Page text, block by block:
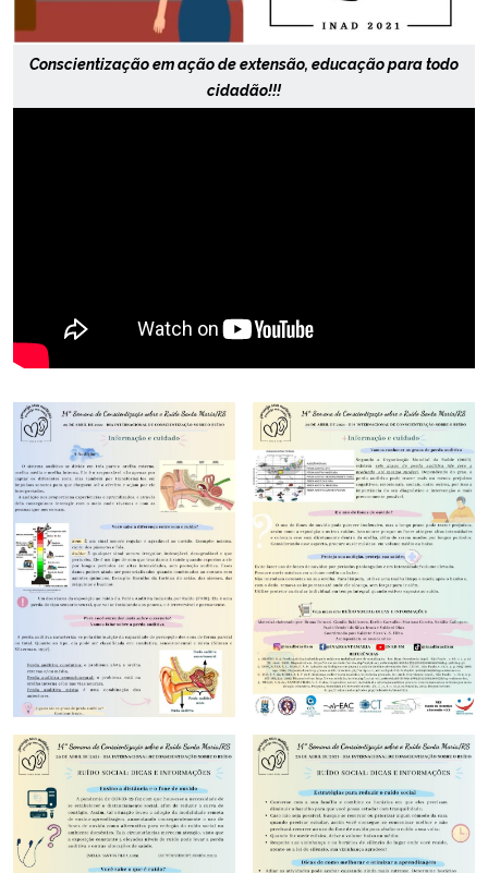
Conscientização em ação de extensão, educação para todo
cidadão!!!